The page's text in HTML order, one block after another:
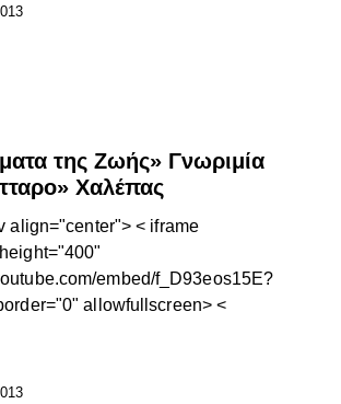
της Ζωής» Γνωριμία
Χαλέπας
align="center"> < iframe
embed/f_D93eos15E?
allowfullscreen> <